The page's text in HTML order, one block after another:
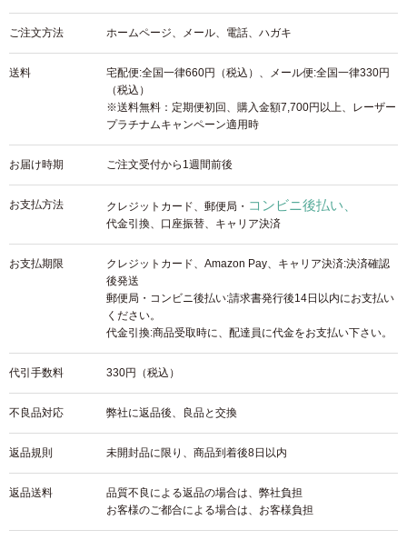
ご注文方法 ホームページ、メール、電話、ハガキ
送料
宅配便:全国一律660円（税込）、メール便:全国一律330円
（税込）
※送料無料：定期便初回、購入金額7,700円以上、レーザー
プラチナムキャンペーン適用時
お届け時期 ご注文受付から1週間前後
お支払方法 クレジットカード、 郵便局・ コンビニ後払い、
代金引換、口座振替、キャリア決済
お支払期限
クレジットカード、Amazon Pay、キャリア決済:決済確認
後発送
郵便局・コンビニ後払い:請求書発行後14日以内にお支払い
ください。
代金引換:商品受取時に、配達員に代金をお支払い下さい。
代引手数料 330円（税込）
不良品対応 弊社に返品後、良品と交換
返品規則 未開封品に限り、商品到着後8日以内
返品送料
品質不良による返品の場合は、弊社負担
お客様のご都合による場合は、お客様負担